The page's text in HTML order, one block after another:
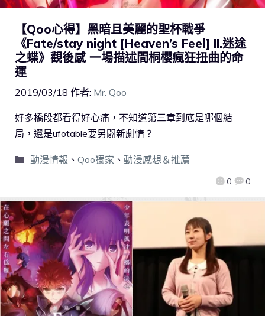
【Qoo心得】黑暗且美麗的聖杯戰爭
《Fate/stay night [Heaven’s Feel] II.迷途
之蝶》觀後感 一場描述間桐櫻瘋狂扭曲的命
運
2019/03/18 作者: Mr. Qoo
0 0
好多橋段都看得好心痛，不知道第三章到底是哪個結
局，還是ufotable要另闢新劇情？
動漫情報 、 Qoo獨家 、 動漫感想＆推薦